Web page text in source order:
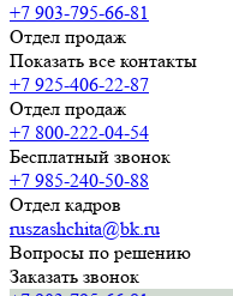
+7 903-795-66-81
Отдел продаж
Показать все контакты
+7 925-406-22-87
Отдел продаж
+7 800-222-04-54
Бесплатный звонок
+7 985-240-50-88
Отдел кадров
ruszashchita@bk.ru
Вопросы по решению
Заказать звонок